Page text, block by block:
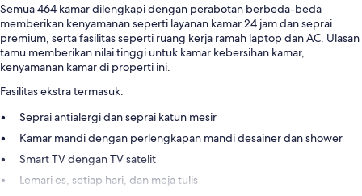
Semua 464 kamar dilengkapi dengan perabotan berbeda-beda
memberikan kenyamanan seperti layanan kamar 24 jam dan seprai
premium, serta fasilitas seperti ruang kerja ramah laptop dan AC. Ulasan
tamu memberikan nilai tinggi untuk kamar kebersihan kamar,
kenyamanan kamar di properti ini.
Fasilitas ekstra termasuk:
Seprai antialergi dan seprai katun mesir
Kamar mandi dengan perlengkapan mandi desainer dan shower
Smart TV dengan TV satelit
Lemari es, setiap hari, dan meja tulis